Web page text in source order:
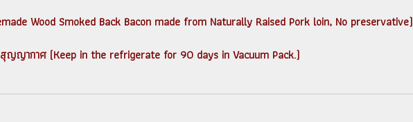
Wood Smoked Back Bacon made from Naturally Raised Pork loin, No preservative)
สุญญากาศ (Keep in the refrigerate for 90 days in Vacuum Pack.)